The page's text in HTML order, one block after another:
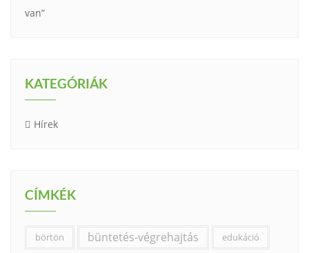
van”
KATEGÓRIÁK
Hírek
CÍMKÉK
börtön büntetés-végrehajtás edukáció